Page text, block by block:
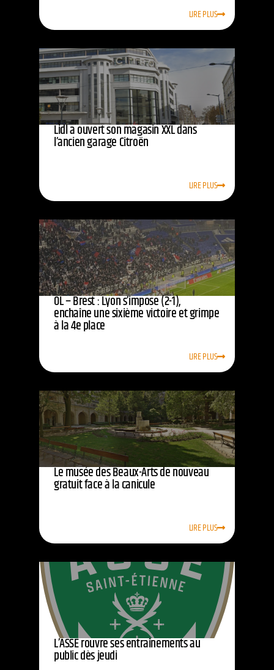
LIRE PLUS
Lidl a ouvert son magasin XXL dans
l’ancien garage Citroën
LIRE PLUS
OL – Brest : Lyon s’impose (2-1),
enchaîne une sixième victoire et grimpe
à la 4e place
LIRE PLUS
Le musée des Beaux-Arts de nouveau
gratuit face à la canicule
LIRE PLUS
L’ASSE rouvre ses entraînements au
public dès jeudi